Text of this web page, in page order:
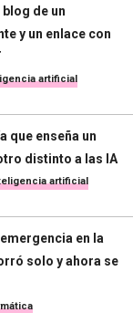
de un
y un enlace con
artificial
que enseña un
distinto a las IA
artificial
en la
solo y ahora se